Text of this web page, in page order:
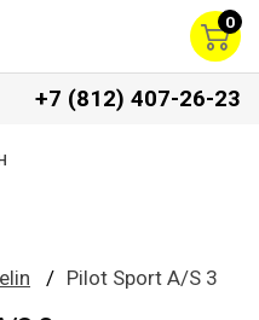
0
+7 (812) 407-26-23
Pilot Sport A/S 3